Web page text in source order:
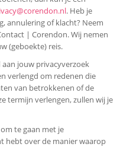
. Heb je
annulering of klacht? Neem
| Corendon. Wij nemen
(geboekte) reis.
jouw privacyverzoek
verlengd om redenen die
van betrokkenen of de
termijn verlengen, zullen wij je
te gaan met je
hebt over de manier waarop